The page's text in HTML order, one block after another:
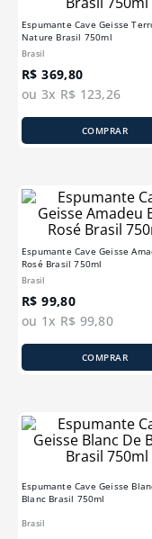
Espumante Cave Geisse
Nature Brasil 750ml
Brasil
R$ 369,80
ou 3x R$ 123,26
COMPRAR
Espumante Cave Geisse
Rosé Brasil 750ml
Brasil
R$ 99,80
ou 1x R$ 99,80
COMPRAR
Espumante Cave Geisse
Blanc Brasil 750ml
Brasil